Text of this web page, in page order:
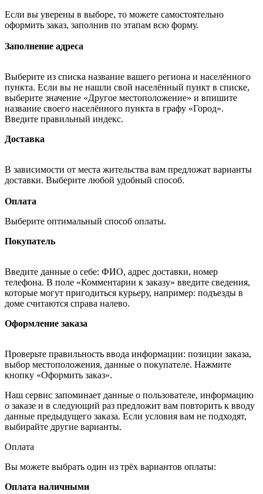
Если вы уверены в выборе, то можете самостоятельно
оформить заказ, заполнив по этапам всю форму.
Заполнение адреса
Выберите из списка название вашего региона и населённого
пункта. Если вы не нашли свой населённый пункт в списке,
выберите значение «Другое местоположение» и впишите
название своего населённого пункта в графу «Город».
Введите правильный индекс.
Доставка
В зависимости от места жительства вам предложат варианты
доставки. Выберите любой удобный способ.
Оплата
Выберите оптимальный способ оплаты.
Покупатель
Введите данные о себе: ФИО, адрес доставки, номер
телефона. В поле «Комментарии к заказу» введите сведения,
которые могут пригодиться курьеру, например: подъезды в
доме считаются справа налево.
Оформление заказа
Проверьте правильность ввода информации: позиции заказа,
выбор местоположения, данные о покупателе. Нажмите
кнопку «Оформить заказ».
Наш сервис запоминает данные о пользователе, информацию
о заказе и в следующий раз предложит вам повторить к вводу
данные предыдущего заказа. Если условия вам не подходят,
выбирайте другие варианты.
Оплата
Вы можете выбрать один из трёх вариантов оплаты:
Оплата наличными